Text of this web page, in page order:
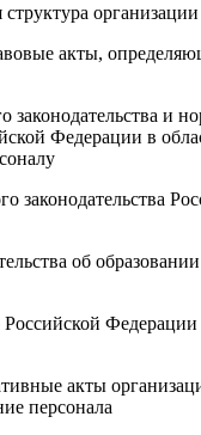
организации
акты,
законодательства и
Федерации в
законодательства
об
Российской
акты
персонала